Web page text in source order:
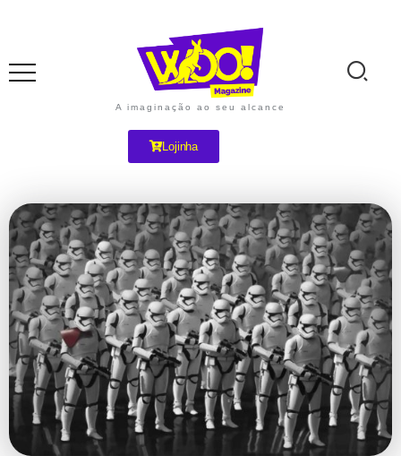
A imaginação ao seu alcance
Lojinha